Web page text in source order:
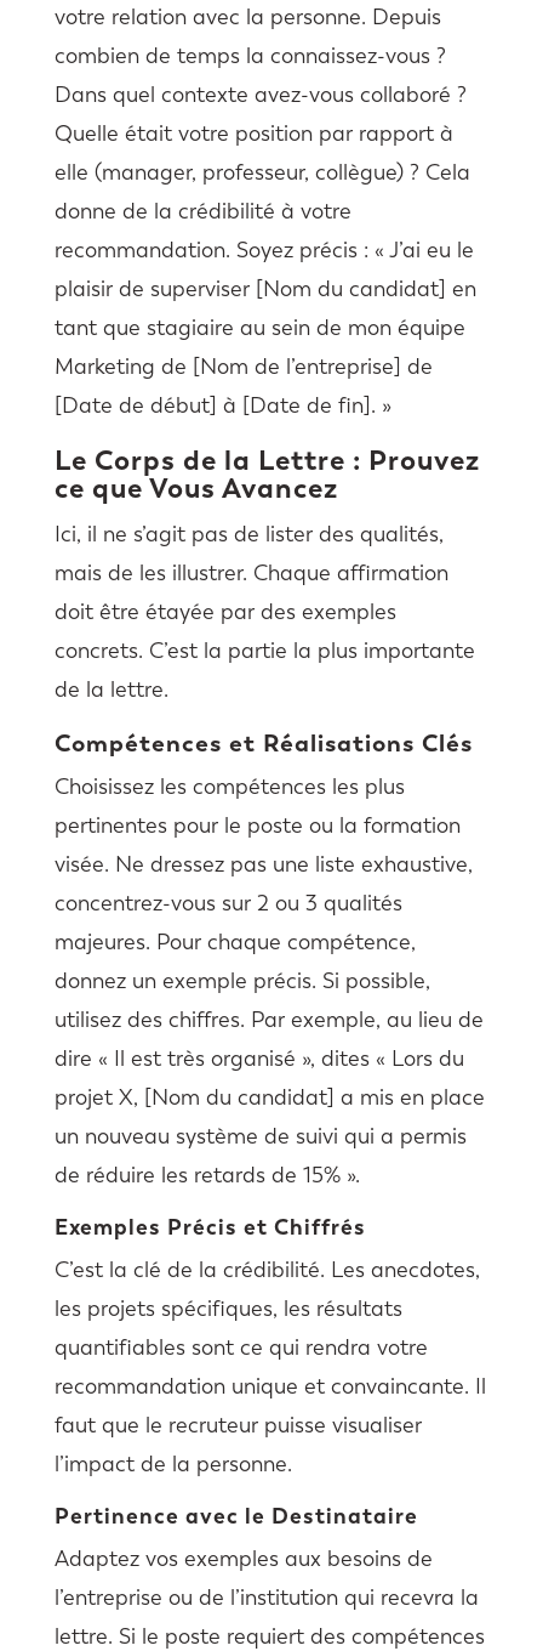
votre relation avec la personne. Depuis
combien de temps la connaissez-vous ?
Dans quel contexte avez-vous collaboré ?
Quelle était votre position par rapport à
elle (manager, professeur, collègue) ? Cela
donne de la crédibilité à votre
recommandation. Soyez précis : « J’ai eu le
plaisir de superviser [Nom du candidat] en
tant que stagiaire au sein de mon équipe
Marketing de [Nom de l’entreprise] de
[Date de début] à [Date de fin]. »
Le Corps de la Lettre : Prouvez
ce que Vous Avancez
Ici, il ne s’agit pas de lister des qualités,
mais de les illustrer. Chaque affirmation
doit être étayée par des exemples
concrets. C’est la partie la plus importante
de la lettre.
Compétences et Réalisations Clés
Choisissez les compétences les plus
pertinentes pour le poste ou la formation
visée. Ne dressez pas une liste exhaustive,
concentrez-vous sur 2 ou 3 qualités
majeures. Pour chaque compétence,
donnez un exemple précis. Si possible,
utilisez des chiffres. Par exemple, au lieu de
dire « Il est très organisé », dites « Lors du
projet X, [Nom du candidat] a mis en place
un nouveau système de suivi qui a permis
de réduire les retards de 15% ».
Exemples Précis et Chiffrés
C’est la clé de la crédibilité. Les anecdotes,
les projets spécifiques, les résultats
quantifiables sont ce qui rendra votre
recommandation unique et convaincante. Il
faut que le recruteur puisse visualiser
l’impact de la personne.
Pertinence avec le Destinataire
Adaptez vos exemples aux besoins de
l’entreprise ou de l’institution qui recevra la
lettre. Si le poste requiert des compétences